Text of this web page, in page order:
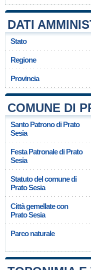
DATI
Stato
Regione
Provincia
COMUNE DI
Santo Patrono di Prato
Sesia
Festa Patronale di Prato
Sesia
Statuto del comune di
Prato Sesia
Città gemellate con
Prato Sesia
Parco naturale